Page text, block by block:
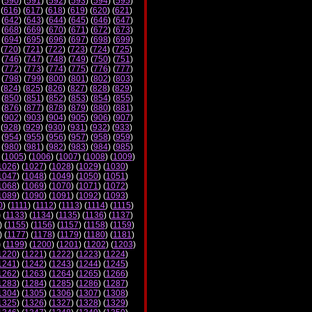
616) (617) (618) (619) (620) (621)
642) (643) (644) (645) (646) (647)
668) (669) (670) (671) (672) (673)
694) (695) (696) (697) (698) (699)
720) (721) (722) (723) (724) (725)
746) (747) (748) (749) (750) (751)
772) (773) (774) (775) (776) (777)
798) (799) (800) (801) (802) (803)
824) (825) (826) (827) (828) (829)
850) (851) (852) (853) (854) (855)
876) (877) (878) (879) (880) (881)
902) (903) (904) (905) (906) (907)
928) (929) (930) (931) (932) (933)
954) (955) (956) (957) (958) (959)
980) (981) (982) (983) (984) (985)
1005) (1006) (1007) (1008) (1009)
) (1027) (1028) (1029) (1030)
) (1048) (1049) (1050) (1051)
) (1069) (1070) (1071) (1072)
) (1090) (1091) (1092) (1093)
) (1111) (1112) (1113) (1114) (1115)
(1133) (1134) (1135) (1136) (1137)
(1155) (1156) (1157) (1158) (1159)
) (1177) (1178) (1179) (1180) (1181)
(1199) (1200) (1201) (1202) (1203)
) (1221) (1222) (1223) (1224)
) (1242) (1243) (1244) (1245)
) (1263) (1264) (1265) (1266)
) (1284) (1285) (1286) (1287)
) (1305) (1306) (1307) (1308)
) (1326) (1327) (1328) (1329)